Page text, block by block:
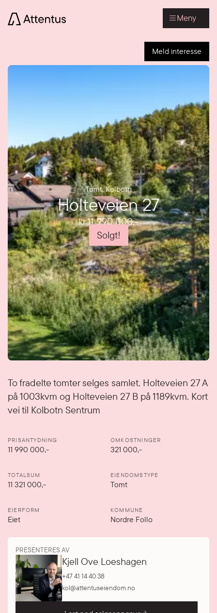
Meny
Meld interesse
Tomt,Kolbotn
Holteveien 27
kr 11 990 000,-
Solgt!
To fradelte tomter selges samlet. Holteveien 27 A
på 1003kvm og Holteveien 27 B på 1189kvm. Kort
vei til Kolbotn Sentrum
Detaljer
PRISANTYDNING
11 990 000,-
OMKOSTNINGER
321 000,-
TOTALSUM
11 321 000,-
EIENDOMSTYPE
Tomt
EIERFORM
Eiet
KOMMUNE
Nordre Follo
PRESENTERES AV
Kjell Ove Loeshagen
+47 41 14 40 38
kol@attentuseiendom.no